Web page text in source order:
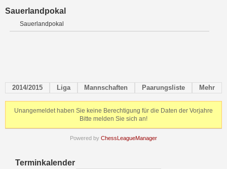
Sauerlandpokal
Sauerlandpokal
2014/2015 Liga Mannschaften Paarungsliste Mehr
Unangemeldet haben Sie keine Berechtigung für die Daten der Vorjahre
Bitte melden Sie sich an!
Powered by ChessLeagueManager
Terminkalender